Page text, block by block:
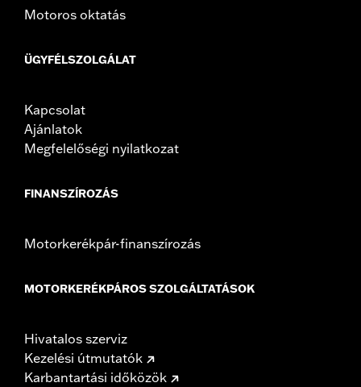
Motoros oktatás
ÜGYFÉLSZOLGÁLAT
Kapcsolat
Ajánlatok
Megfelelőségi nyilatkozat
FINANSZÍROZÁS
Motorkerékpár-finanszírozás
MOTORKERÉKPÁROS SZOLGÁLTATÁSOK
Hivatalos szerviz
Kezelési útmutatók
Karbantartási időközök